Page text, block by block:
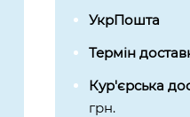
УкрПошта
Термін
Кур'єрська
грн.